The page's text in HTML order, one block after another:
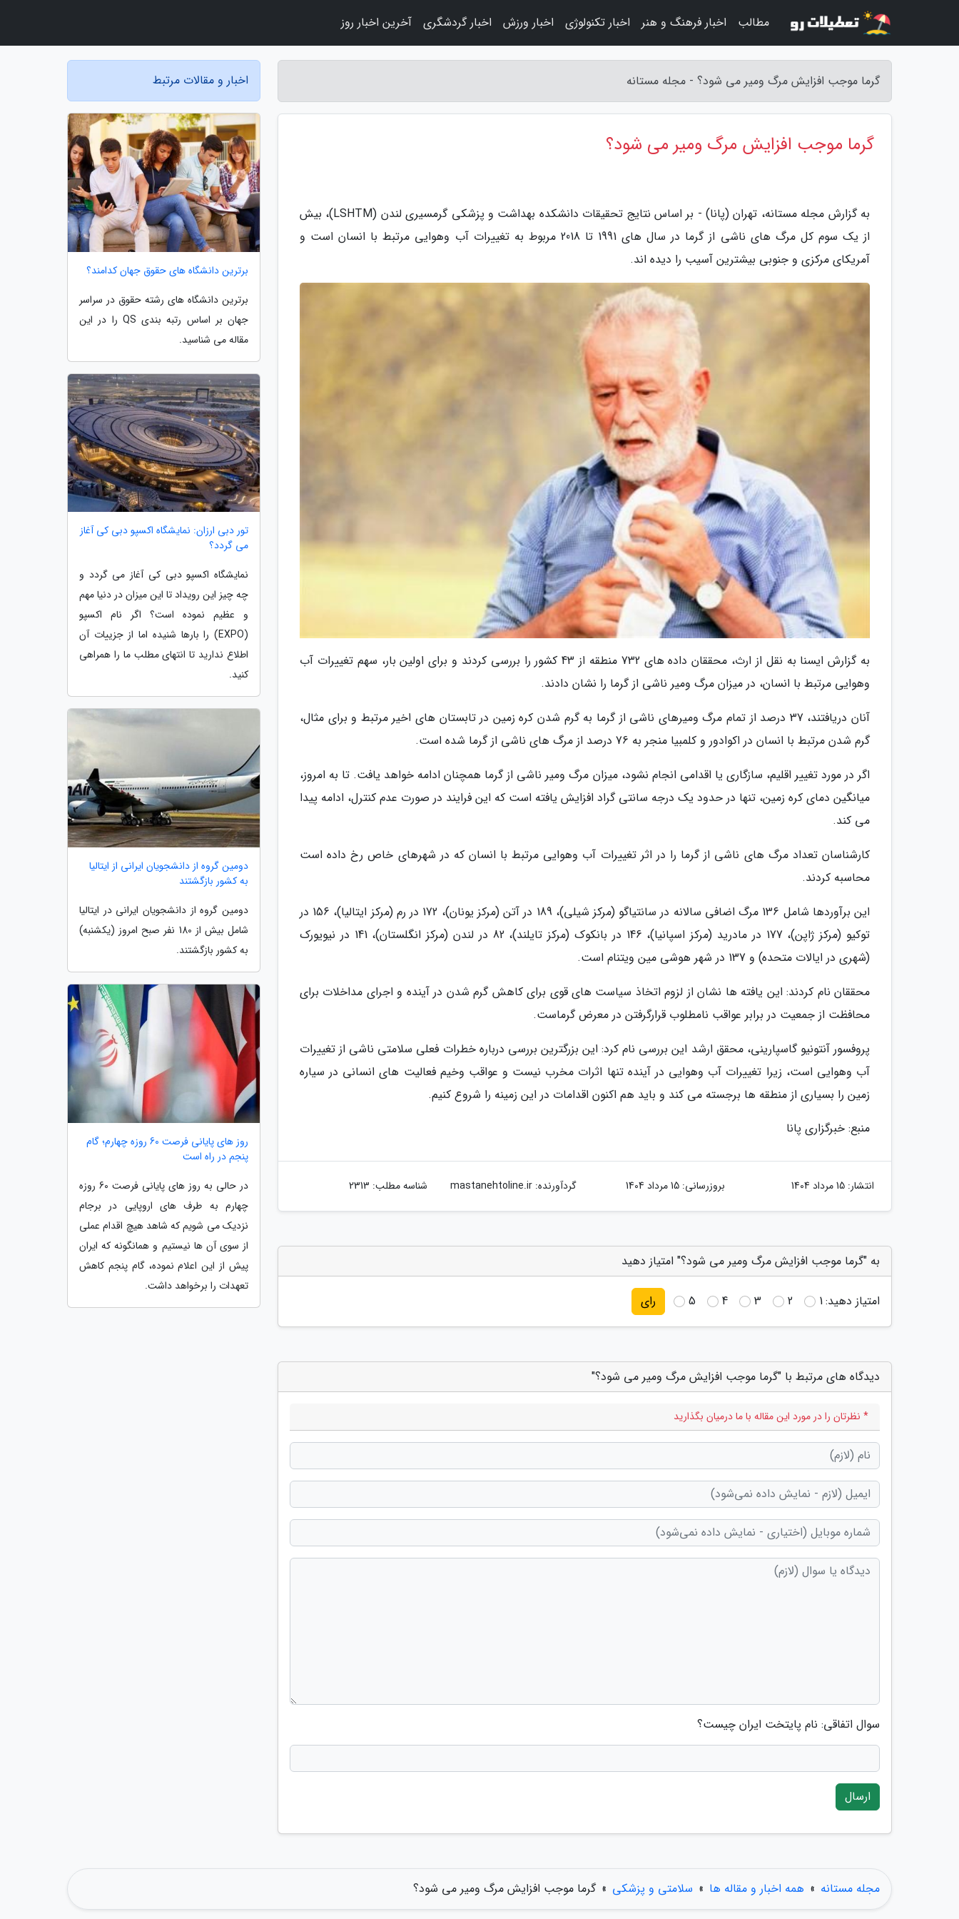
گرما موجب افزایش مرگ ومیر می شود؟ - مجله مستانه
گرما موجب افزایش مرگ ومیر می شود؟
به گزارش مجله مستانه، تهران (پانا) - بر اساس نتایج تحقیقات دانشکده بهداشت و پزشکی گرمسیری لندن (LSHTM)، بیش
از یک سوم کل مرگ های ناشی از گرما در سال های 1991 تا 2018 مربوط به تغییرات آب وهوایی مرتبط با انسان است و
آمریکای مرکزی و جنوبی بیشترین آسیب را دیده اند.
به گزارش ایسنا به نقل از ارث، محققان داده های 732 منطقه از 43 کشور را بررسی کردند و برای اولین بار، سهم تغییرات آب
وهوایی مرتبط با انسان، در میزان مرگ ومیر ناشی از گرما را نشان دادند.
آنان دریافتند، 37 درصد از تمام مرگ ومیرهای ناشی از گرما به گرم شدن کره زمین در تابستان های اخیر مرتبط و برای مثال،
گرم شدن مرتبط با انسان در اکوادور و کلمبیا منجر به 76 درصد از مرگ های ناشی از گرما شده است.
اگر در مورد تغییر اقلیم، سازگاری یا اقدامی انجام نشود، میزان مرگ ومیر ناشی از گرما همچنان ادامه خواهد یافت. تا به امروز،
میانگین دمای کره زمین، تنها در حدود یک درجه سانتی گراد افزایش یافته است که این فرایند در صورت عدم کنترل، ادامه پیدا
می کند.
کارشناسان تعداد مرگ های ناشی از گرما را در اثر تغییرات آب وهوایی مرتبط با انسان که در شهرهای خاص رخ داده است
محاسبه کردند.
این برآوردها شامل 136 مرگ اضافی سالانه در سانتیاگو (مرکز شیلی)، 189 در آتن (مرکز یونان)، 172 در رم (مرکز ایتالیا)، 156 در
توکیو (مرکز ژاپن)، 177 در مادرید (مرکز اسپانیا)، 146 در بانکوک (مرکز تایلند)، 82 در لندن (مرکز انگلستان)، 141 در نیویورک
(شهری در ایالات متحده) و 137 در شهر هوشی مین ویتنام است.
محققان نام کردند: این یافته ها نشان از لزوم اتخاذ سیاست های قوی برای کاهش گرم شدن در آینده و اجرای مداخلات برای
محافظت از جمعیت در برابر عواقب نامطلوب قرارگرفتن در معرض گرماست.
پروفسور آنتونیو گاسپارینی، محقق ارشد این بررسی نام کرد: این بزرگترین بررسی درباره خطرات فعلی سلامتی ناشی از تغییرات
آب وهوایی است، زیرا تغییرات آب وهوایی در آینده تنها اثرات مخرب نیست و عواقب وخیم فعالیت های انسانی در سیاره
زمین را بسیاری از منطقه ها برجسته می کند و باید هم اکنون اقدامات در این زمینه را شروع کنیم.
منبع: خبرگزاری پانا
انتشار: 15 مرداد 1404 بروزرسانی: 15 مرداد 1404 گردآورنده:mastanehtoline.ir شناسه مطلب: 2313
به "گرما موجب افزایش مرگ ومیر می شود؟" امتیاز دهید
امتیاز دهید:1
2
3
4
5 رای
دیدگاه های مرتبط با "گرما موجب افزایش مرگ ومیر می شود؟"
* نظرتان را در مورد این مقاله با ما درمیان بگذارید
سوال اتفاقی: نام پایتخت ایران چیست؟
ارسال
اخبار و مقالات مرتبط
برترین دانشگاه های حقوق جهان کدامند؟
برترین دانشگاه های رشته حقوق در سراسر
جهان بر اساس رتبه بندی QS را در این
مقاله می شناسید.
تور دبی ارزان: نمایشگاه اکسپو دبی کی آغاز
می گردد؟
نمایشگاه اکسپو دبی کی آغاز می گردد و
چه چیز این رویداد تا این میزان در دنیا مهم
و عظیم نموده است؟ اگر نام اکسپو
(EXPO) را بارها شنیده اما از جزییات آن
اطلاع ندارید تا انتهای مطلب ما را همراهی
کنید.
دومین گروه از دانشجویان ایرانی از ایتالیا
به کشور بازگشتند
دومین گروه از دانشجویان ایرانی در ایتالیا
شامل بیش از 180 نفر صبح امروز (یکشنبه)
به کشور بازگشتند.
روز های پایانی فرصت 60 روزه چهارم؛ گام
پنجم در راه است
در حالی به روز های پایانی فرصت 60 روزه
چهارم به طرف های اروپایی در برجام
نزدیک می شویم که شاهد هیچ اقدام عملی
از سوی آن ها نیستیم و همانگونه که ایران
پیش از این اعلام نموده، گام پنجم کاهش
تعهدات را برخواهد داشت.
مجله مستانه » همه اخبار و مقاله ها » سلامتی و پزشکی » گرما موجب افزایش مرگ ومیر می شود؟
مطالب اخبار فرهنگ و هنر اخبار تکنولوژی اخبار ورزش اخبار گردشگری آخرین اخبار روز